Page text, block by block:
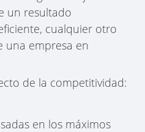
un resultado
cualquier otro
una empresa en
de la competitividad:
en los máximos